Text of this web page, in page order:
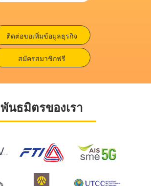
ติดต่อขอเพิ่มข้อมูลธุรกิจ
สมัครสมาชิกฟรี
พันธมิตรของเรา